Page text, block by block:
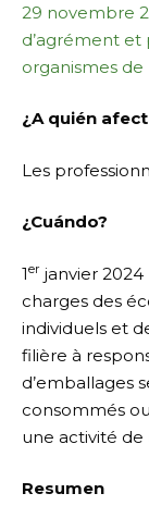
29 novembre
d’agrément et
organismes
¿A quién
Les
¿Cuándo?
1er janvier
charges des
individuels et
filière à
d’emballages
consommés
une activité de
Resumen